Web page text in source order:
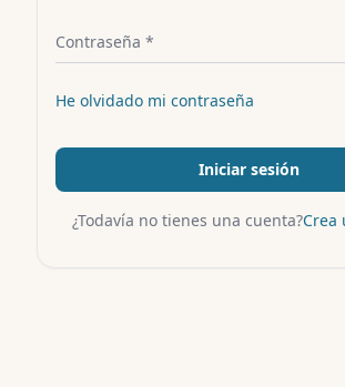
Contraseña *
He olvidado mi contraseña
Iniciar sesión
¿Todavía no tienes una cuenta?Crea